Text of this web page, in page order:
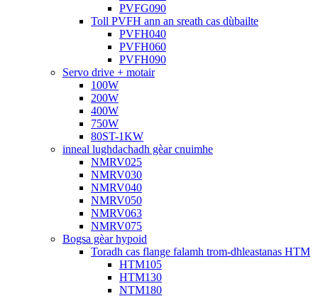
PVFG090
Toll PVFH ann an sreath cas dùbailte
PVFH040
PVFH060
PVFH090
Servo drive + motair
100W
200W
400W
750W
80ST-1KW
inneal lughdachadh gèar cnuimhe
NMRV025
NMRV030
NMRV040
NMRV050
NMRV063
NMRV075
Bogsa gèar hypoid
Toradh cas flange falamh trom-dhleastanas HTM
HTM105
HTM130
NTM180